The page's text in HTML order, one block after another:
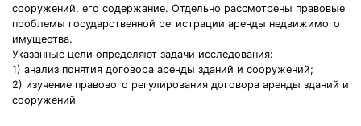
сооружений, его содержание. Отдельно рассмотрены правовые
проблемы государственной регистрации аренды недвижимого
имущества.
Указанные цели определяют задачи исследования:
1) анализ понятия договора аренды зданий и сооружений;
2) изучение правового регулирования договора аренды зданий и
сооружений